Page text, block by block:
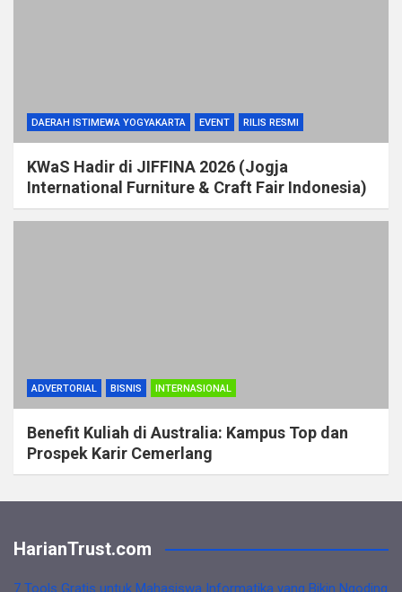
DAERAH ISTIMEWA YOGYAKARTA EVENT RILIS RESMI
KWaS Hadir di JIFFINA 2026 (Jogja
International Furniture & Craft Fair Indonesia)
ADVERTORIAL BISNIS INTERNASIONAL
Benefit Kuliah di Australia: Kampus Top dan
Prospek Karir Cemerlang
HarianTrust.com
7 Tools Gratis untuk Mahasiswa Informatika yang Bikin Ngoding